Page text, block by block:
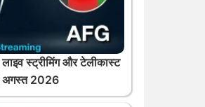
स्ट्रीमिंग और टेलीकास्ट
2026